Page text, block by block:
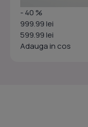
- 40 %
999.99 lei
599.99 lei
Adauga in cos